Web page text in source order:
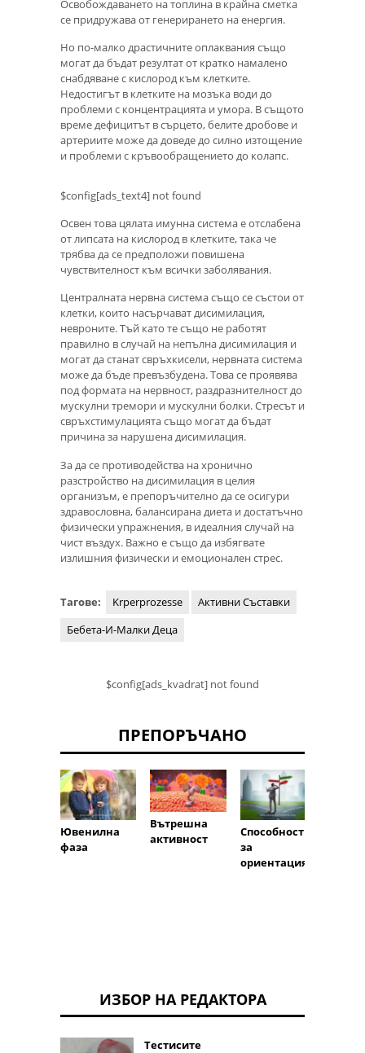
Освобождаването на топлина в крайна сметка
се придружава от генерирането на енергия.
Но по-малко драстичните оплаквания също
могат да бъдат резултат от кратко намалено
снабдяване с кислород към клетките.
Недостигът в клетките на мозъка води до
проблеми с концентрацията и умора. В същото
време дефицитът в сърцето, белите дробове и
артериите може да доведе до силно изтощение
и проблеми с кръвообращението до колапс.
$config[ads_text4] not found
Освен това цялата имунна система е отслабена
от липсата на кислород в клетките, така че
трябва да се предположи повишена
чувствителност към всички заболявания.
Централната нервна система също се състои от
клетки, които насърчават дисимилация,
невроните. Тъй като те също не работят
правилно в случай на непълна дисимилация и
могат да станат свръхкисели, нервната система
може да бъде превъзбудена. Това се проявява
под формата на нервност, раздразнителност до
мускулни тремори и мускулни болки. Стресът и
свръхстимулацията също могат да бъдат
причина за нарушена дисимилация.
За да се противодейства на хронично
разстройство на дисимилация в целия
организъм, е препоръчително да се осигури
здравословна, балансирана диета и достатъчно
физически упражнения, в идеалния случай на
чист въздух. Важно е също да избягвате
излишния физически и емоционален стрес.
Тагове: Krperprozesse
Активни Съставки
Бебета-И-Малки Деца
$config[ads_kvadrat] not found
ПРЕПОРЪЧАНО
Ювенилна
фаза
Вътрешна
активност
Способност
за
ориентация
ИЗБОР НА РЕДАКТОРА
Тестисите